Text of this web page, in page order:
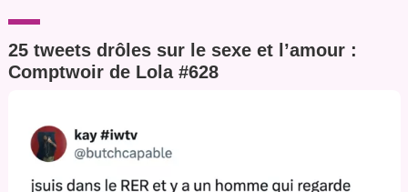
25 tweets drôles sur le sexe et l’amour :
Comptwoir de Lola #628